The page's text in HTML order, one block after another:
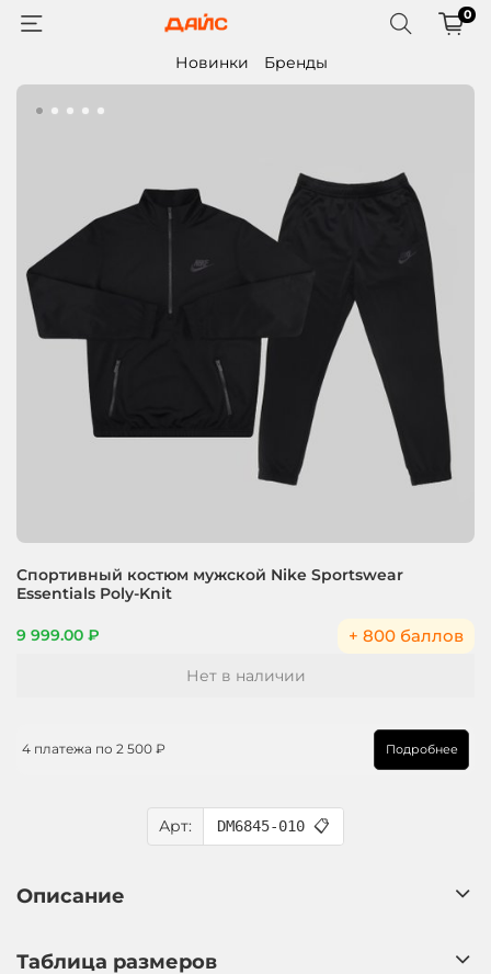
0
Новинки Бренды
Спортивный костюм мужской Nike Sportswear
Essentials Poly-Knit
9 999.00 ₽ + 800 баллов
Арт: DM6845-010 📋
Нет в наличии
4 платежа по 2 500 ₽ Подробнее
Описание
Таблица размеров